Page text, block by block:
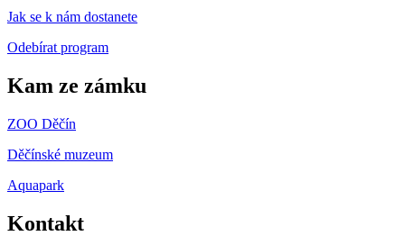
Jak se k nám dostanete
Odebírat program
Kam ze zámku
ZOO Děčín
Děčínské muzeum
Aquapark
Kontakt